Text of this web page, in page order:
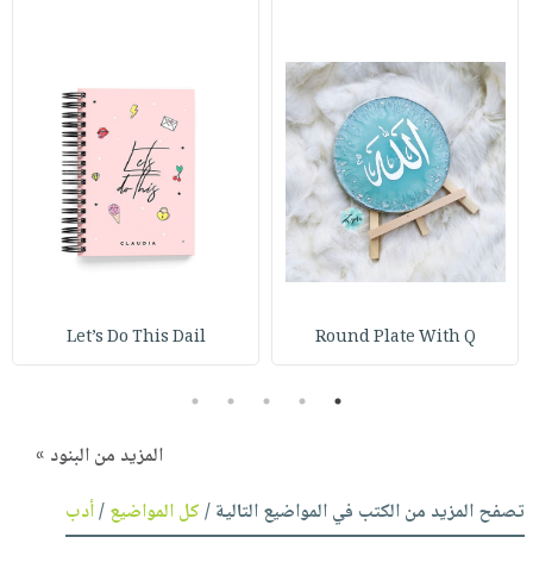
Round Plate With Q
Let’s Do This Dail
1
2
3
4
5
المزيد من البنود »
تصفح المزيد من الكتب في المواضيع التالية /كل المواضيع/أدب